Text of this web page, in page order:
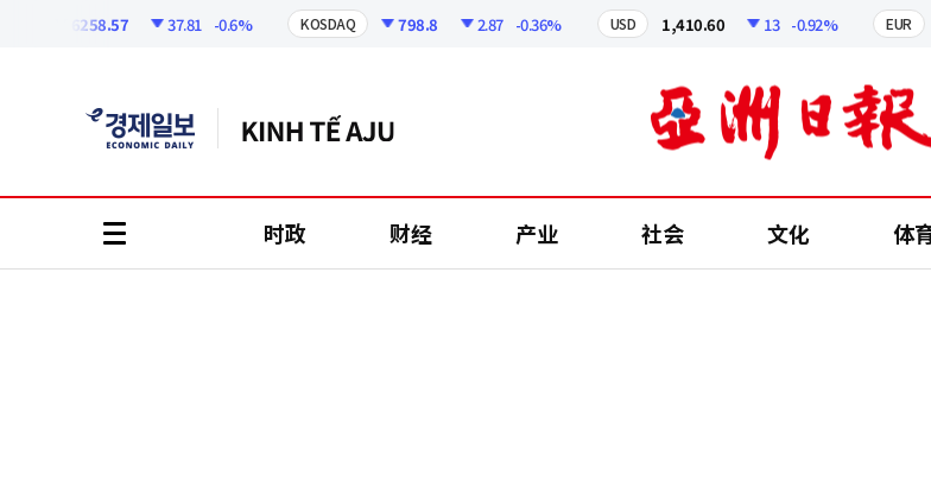
6258.57 37.81 -0.6% KOSDAQ 798.8 2.87 -0.36% USD 1,410.60 13 -0.92% EUR
时政 财经 产业 社会 文化 体